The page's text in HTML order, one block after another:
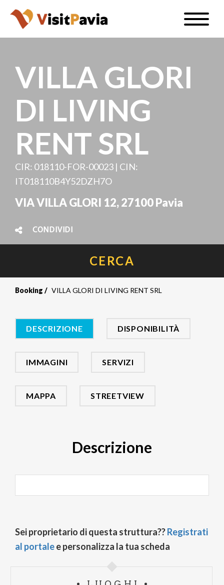
Salta
contenuto
Toggle
IT
#visitpavia
VILLA GLORI
DI LIVING
RENT SRL
CIR: 018110-FOR-00023 | CIN:
IT018110B4Y52DZH7O
VIA VILLA GLORI 12, 27100 Pavia
CONDIVIDI
CERCA
Booking VILLA GLORI DI LIVING RENT SRL
DESCRIZIONE DISPONIBILITÀ
IMMAGINI SERVIZI
MAPPA STREETVIEW
Descrizione
Sei proprietario di questa struttura??Registrati
al portalee personalizza la tua scheda